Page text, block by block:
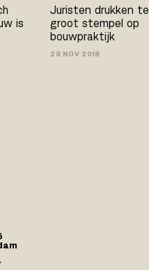
is
Juristen drukken te
groot stempel op
bouwpraktijk
28 NOV 2018